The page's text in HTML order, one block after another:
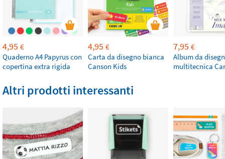
4,95 €
Quaderno A4 Papyrus con
copertina extra rigida
4,95 €
Carta da disegno bianca
Canson Kids
7,95 €
Album da
multitecnica
Altri prodotti interessanti